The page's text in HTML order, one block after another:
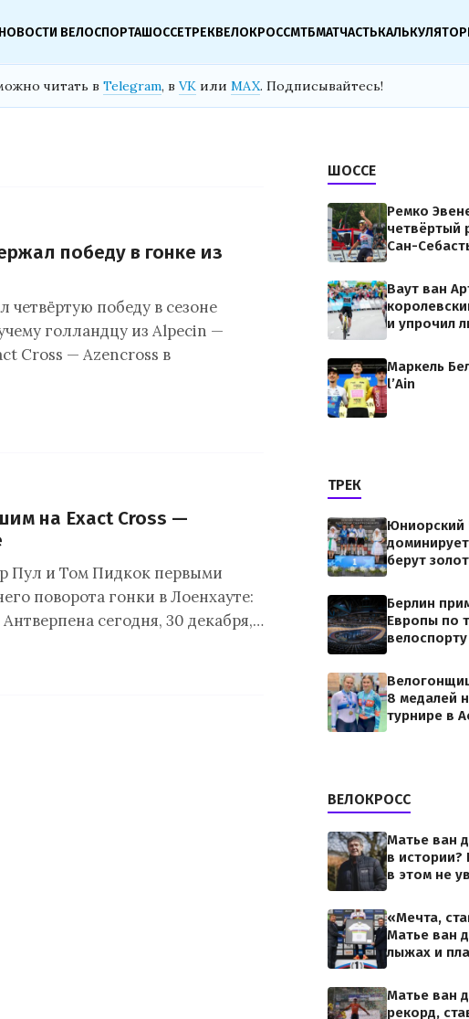
НОВОСТИ ВЕЛОСПОРТАШОССЕТРЕКВЕЛОКРОССМТБМАТЧАСТЬ
читать в Telegram, в VK или MAX. Подписывайтесь!
победу в гонке из
победу в сезоне
голландцу из Alpecin —
Cross — Azencross в
на Exact Cross —
Пул и Том Пидкок первыми
поворота гонки в Лоенхауте:
сегодня, 30 декабря,…
ШОССЕ
Ремко
четвёртый
Сан-
Ваут ван
и упрочил
Маркель
l’Ain
ТРЕК
Юниорский
берут
Берлин
Европы по
8 медалей
турнире в
ВЕЛОКРОСС
Матье ван
в
в этом не
«Мечта,
Матье ван
лыжах и
Матье ван
рекорд,